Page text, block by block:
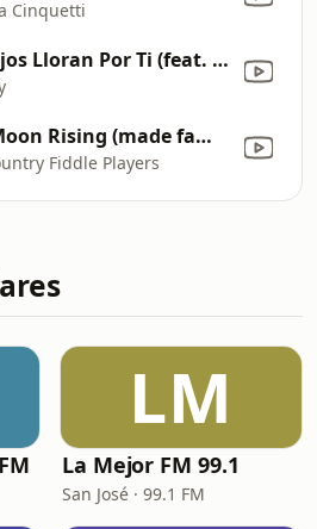
Cinquetti
Mis Ojos Lloran Por Ti (feat. Angel Lopez)
Bad Moon Rising (made famous by Credence Clearwater Revival)
Fiddle Players
LM
La Mejor FM 99.1
San José · 99.1 FM